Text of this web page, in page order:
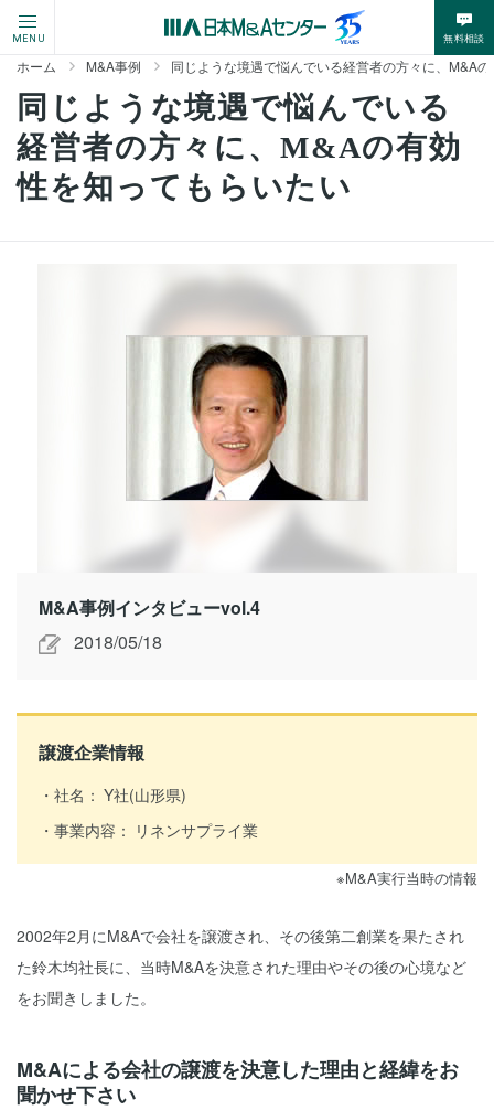
MENU 無料相談
ホーム M&A事例 同じような境遇で悩んでいる経営者の方々に、M&A
同じような境遇で悩んでいる
経営者の方々に、M&Aの有効
性を知ってもらいたい
M&A事例インタビューvol.4
2018/05/18
譲渡企業情報
社名： Y社(山形県)
事業内容： リネンサプライ業
※M&A実行当時の情報
2002年2月にM&Aで会社を譲渡され、その後第二創業を果たされ
た鈴木均社長に、当時M&Aを決意された理由やその後の心境など
をお聞きしました。
M&Aによる会社の譲渡を決意した理由と経緯をお
聞かせ下さい